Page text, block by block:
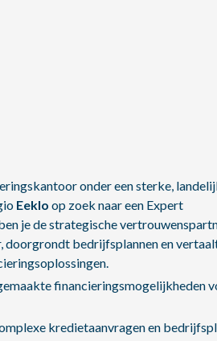
onder een sterke,
Eeklo op zoek naar een Expert
je de strategische
doorgrondt bedrijfsplannen en
financieringsmogelijkheden
kredietaanvragen en